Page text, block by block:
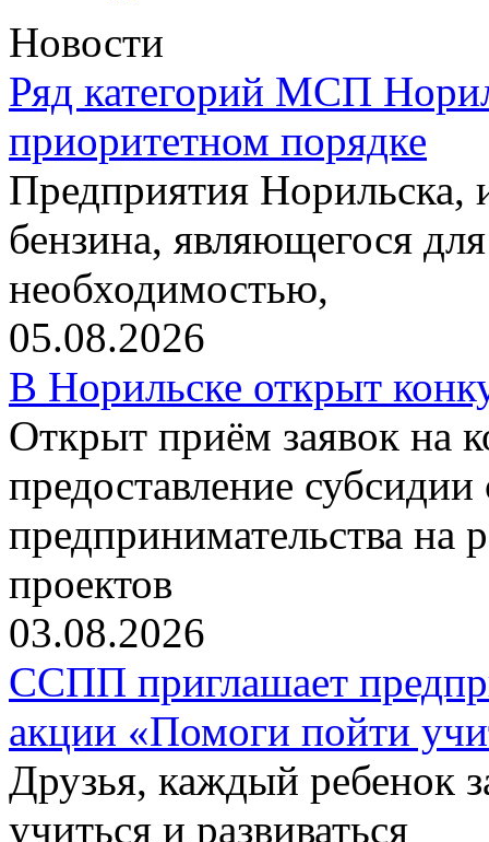
Новости
Ряд категорий МСП
приоритетном порядке
Предприятия
бензина, являющегося
необходимостью,
05.08.2026
В Норильске открыт
Открыт приём заявок на
предоставление
предпринимательства на
проектов
03.08.2026
ССПП приглашает
акции «Помоги пойти
Друзья, каждый ребенок
учиться и развиваться